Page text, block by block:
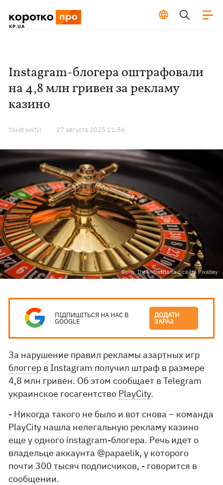
Instagram-блогера оштрафовали
на 4,8 млн гривен за рекламу
казино
ТАНЯ НАТИ 27 августа 2025 11:56
Фото: TheAndrasBarta с сайта Pixabay
ПІДПИШІТЬСЯ НА НАС В
GOOGLE
ДОДАТИ
ЗАРАЗ
За нарушение правил рекламы азартных игр
блоггер в Instagram получил штраф в размере
4,8 млн гривен. Об этом сообщает в Telegram
украинское госагентство PlayCity.
- Никогда такого не было и вот снова – команда
PlayCity нашла нелегальную рекламу казино
еще у одного instagram-блогера. Речь идет о
владельце аккаунта @рaрaelik, у которого
почти 300 тысяч подписчиков, - говорится в
сообщении.